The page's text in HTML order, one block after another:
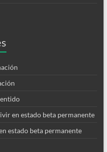
en estado beta permanente
estado beta permanente